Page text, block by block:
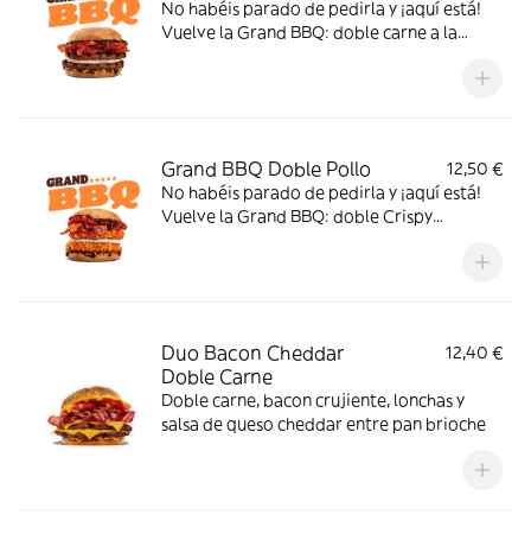
No habéis parado de pedirla y ¡aquí está!
Vuelve la Grand BBQ: doble carne a la
Grand BBQ Doble Pollo
12,50 €
No habéis parado de pedirla y ¡aquí está!
Vuelve la Grand BBQ: doble Crispy
Duo Bacon Cheddar
Doble Carne
12,40 €
Doble carne, bacon crujiente, lonchas y
salsa de queso cheddar entre pan brioche